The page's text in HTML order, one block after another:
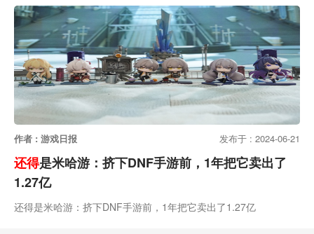
PVE搜打撤在两次demo测试、Steam愿望单数破30万以及塔科夫
制作人点赞后，其潜力正在吸引更多目光聚焦。或许也是有这方面
的原因，后面Jeff跟我聊天时谈到
作者 : 游戏日报 发布于 : 2024-06-21
还得是米哈游：挤下DNF手游前，1年把它卖出了
1.27亿
还得是米哈游：挤下DNF手游前，1年把它卖出了1.27亿